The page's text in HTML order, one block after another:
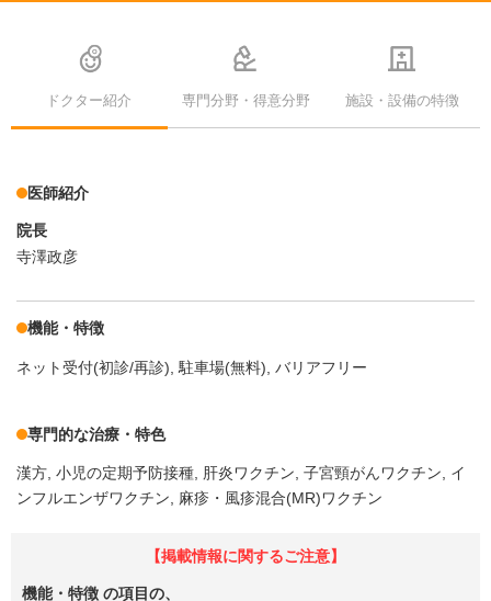
ドクター紹介 専門分野・得意分野 施設・設備の特徴
医師紹介
院長
寺澤政彦
機能・特徴
ネット受付(初診/再診) 駐車場(無料) バリアフリー
専門的な治療・特色
漢方 小児の定期予防接種 肝炎ワクチン 子宮頸がんワクチン
イ
ンフルエンザワクチン
麻疹・風疹混合(MR)ワクチン
【掲載情報に関するご注意】
機能・特徴 の項目の、